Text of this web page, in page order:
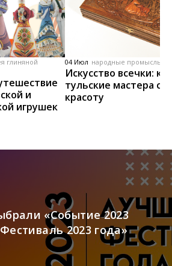
глиняной
и
игрушек
04 Июл народные промыслы,
Искусство всечки: как
тульские мастера
красоту
«Событие 2023
2023 года»